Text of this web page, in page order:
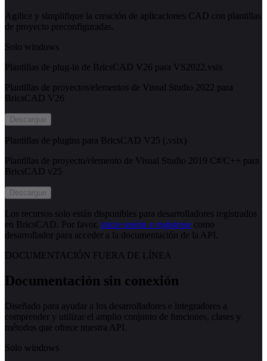
Agilice y simplifique la creación de aplicaciones CAD con plantillas
de proyecto preconfiguradas.
Solo windows
Plantillas de plug-in de BricsCAD V26 para VS2022.vsix
Plantillas de proyectos/elementos de Visual Studio 2022 para
BricsCAD V26
Descargue
Plantillas de plugins para BricsCAD V25 (.vsix)
Plantillas de proyecto/elemento de Visual Studio 2019 C#/C++ para
BricsCAD v25
Descargue
Los recursos solo están disponibles para desarrolladores registrados
en BricsCAD. Por favor, inicie sesión o regístrese como
desarrollador para acceder a la documentación de la API.
DOCUMENTACIÓN FUERA DE LÍNEA
Documentación sin conexión
Diseñado para ayudar a los desarrolladores e integradores a
comprender y utilizar el amplio conjunto de funciones, clases y
métodos que ofrece nuestra API.
Solo windows